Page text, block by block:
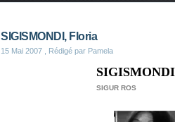
SIGISMONDI, Floria
15 Mai 2007 , Rédigé par Pamela
SIGUR ROS